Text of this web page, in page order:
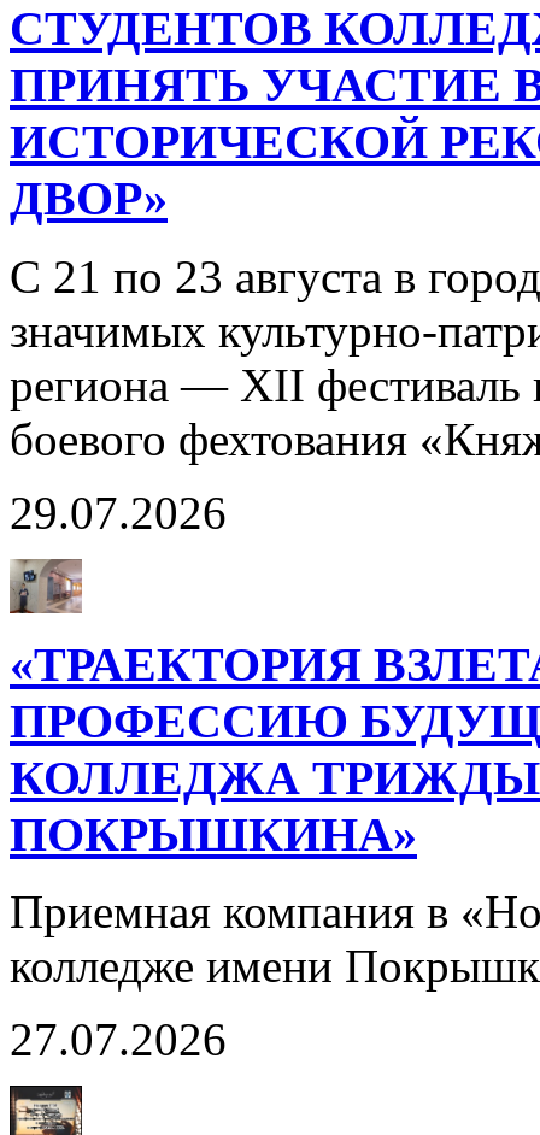
СТУДЕНТОВ
ПРИНЯТЬ УЧАСТИЕ
ИСТОРИЧЕСКОЙ
ДВОР»
С 21 по 23 августа в
значимых культурно-
региона — XII фестиваль
боевого фехтования
29.07.2026
«ТРАЕКТОРИЯ
ПРОФЕССИЮ
КОЛЛЕДЖА ТРИЖДЫ
ПОКРЫШКИНА»
Приемная компания в
колледже имени
27.07.2026